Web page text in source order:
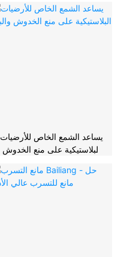
يساعد الشمع الخاص للأرضيات
البلاستيكية على منع الخدوش